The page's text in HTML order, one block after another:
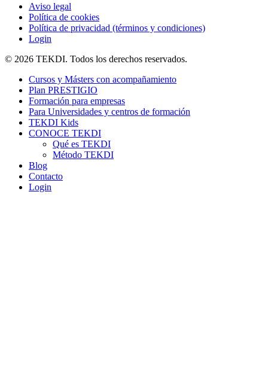
Aviso legal
Política de cookies
Política de privacidad (términos y condiciones)
Login
© 2026 TEKDI. Todos los derechos reservados.
Cursos y Másters con acompañamiento
Plan PRESTIGIO
Formación para empresas
Para Universidades y centros de formación
TEKDI Kids
CONOCE TEKDI
Qué es TEKDI
Método TEKDI
Blog
Contacto
Login